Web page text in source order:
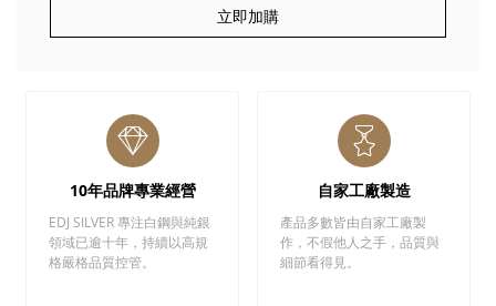
立即加購
10年品牌專業經營
EDJ SILVER 專注白鋼與純銀
領域已逾十年，持續以高規
格嚴格品質控管。
自家工廠製造
產品多數皆由自家工廠製
作，不假他人之手，品質與
細節看得見。